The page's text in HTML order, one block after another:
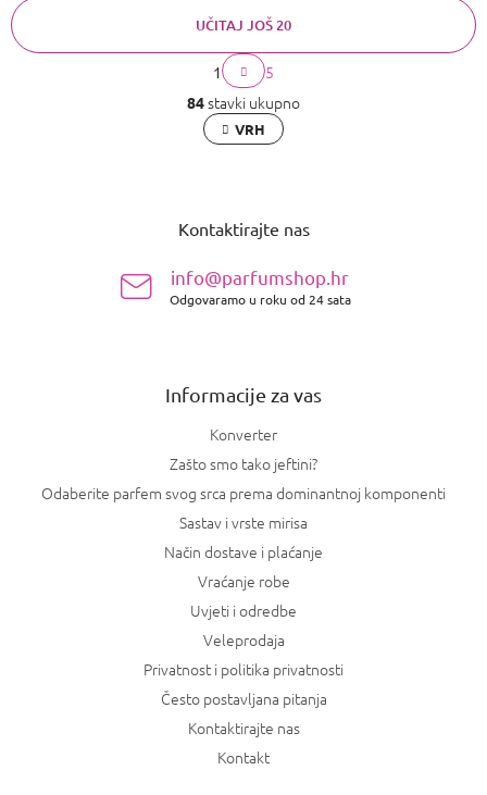
OTVORI
K
o
n
t
l
s
t
UČITAJ JOŠ 20
P
a
g
i
n
a
1 5
84stavki ukupno
VRH
Kontaktirajte nas
info@parfumshop.hr
Odgovaramo u roku od 24 sata
Informacije za vas
Konverter
Zašto smo tako jeftini?
Odaberite parfem svog srca prema dominantnoj komponenti
Sastav i vrste mirisa
Način dostave i plaćanje
Vraćanje robe
Uvjeti i odredbe
Veleprodaja
Privatnost i politika privatnosti
Često postavljana pitanja
Kontaktirajte nas
Kontakt